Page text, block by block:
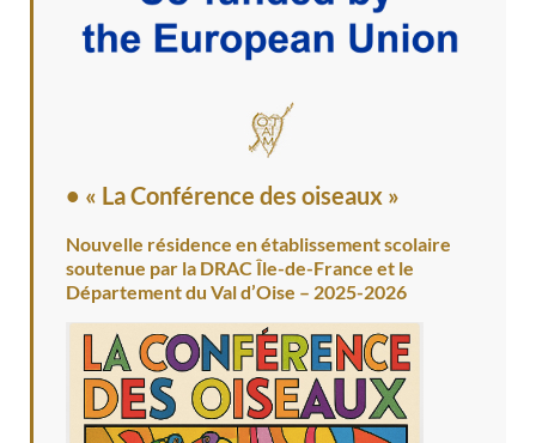
• « La Conférence des oiseaux »
Nouvelle résidence en établissement scolaire
soutenue par la DRAC Île-de-France et le
Département du Val d’Oise – 2025-2026